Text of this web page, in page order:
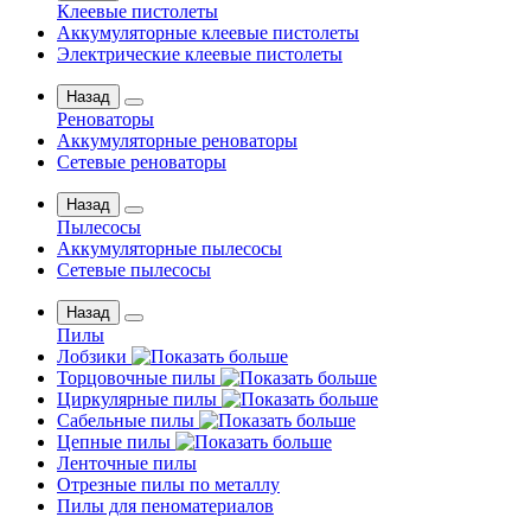
Клеевые пистолеты
Аккумуляторные клеевые пистолеты
Электрические клеевые пистолеты
Назад
Реноваторы
Аккумуляторные реноваторы
Сетевые реноваторы
Назад
Пылесосы
Аккумуляторные пылесосы
Сетевые пылесосы
Назад
Пилы
Лобзики
Торцовочные пилы
Циркулярные пилы
Сабельные пилы
Цепные пилы
Ленточные пилы
Отрезные пилы по металлу
Пилы для пеноматериалов